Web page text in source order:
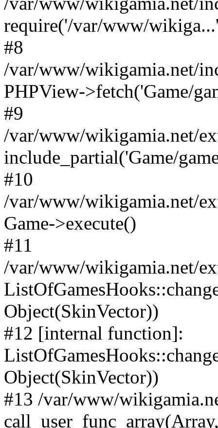
require('/var/www/
#8
/var/www/wikigamia.net/
PHPView->fetch('Game/
#9
/var/www/wikigamia.net/
include_partial('Game/
#10
/var/www/wikigamia.net/
Game->execute()
#11
/var/www/wikigamia.net/
Object(SkinVector))
#12 [internal function]:
Object(SkinVector))
#13 /var/www/